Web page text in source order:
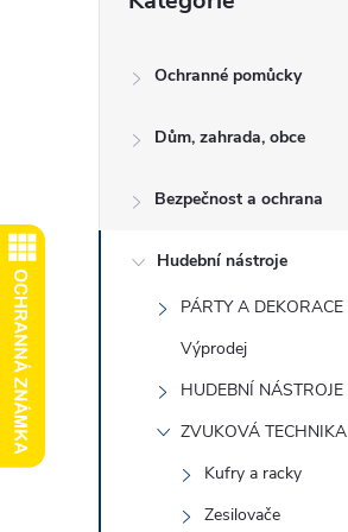
kategorie
Ochranné pomůcky
Dům, zahrada, obce
Bezpečnost a ochrana
Hudební nástroje
PÁRTY A DEKORACE
Výprodej
HUDEBNÍ NÁSTROJE
ZVUKOVÁ TECHNIKA
Kufry a racky
Zesilovače